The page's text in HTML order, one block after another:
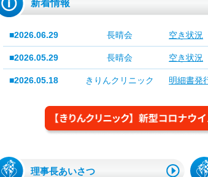
新着情報
■2026.06.29 長晴会 空き状況
■2026.05.29 長晴会 空き状況
■2026.05.18 きりんクリニック 明細書発
理事長あいさつ